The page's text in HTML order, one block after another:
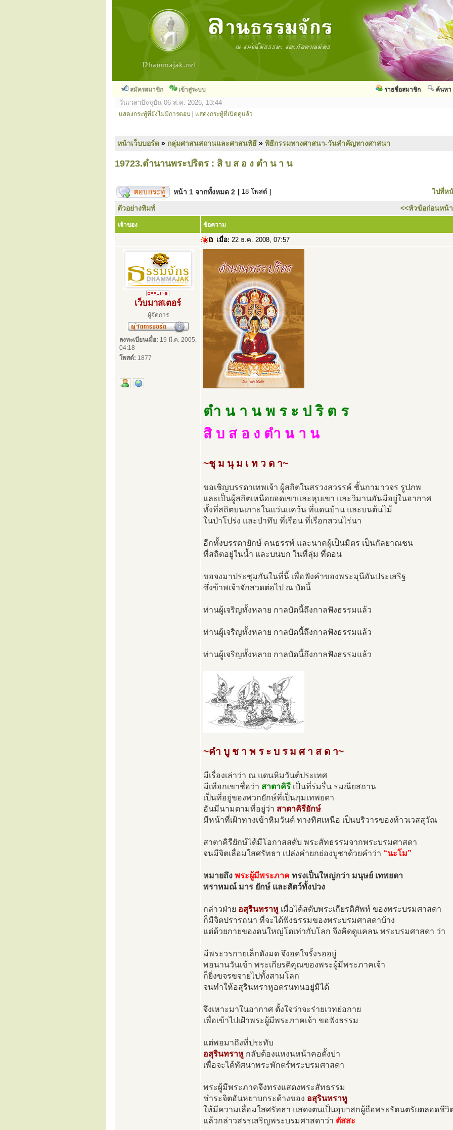
สมัครสมาชิก เข้าสู่ระบบ ค้นหา
รายชื่อสมาชิก
วันเวลาปัจจุบัน 06 ส.ค. 2026, 13:44
แสดงกระทู้ที่ยังไม่มีการตอบ แสดงกระทู้ที่เปิดดูแล้ว
หน้าเว็บบอร์ด » กลุ่มศาสนสถานและศาสนพิธี » พิธีกรรมทางศาสนา-วันสำคัญทางศาสนา
19723.ตำนานพระปริตร : สิ บ ส อ ง ตำ น า น
หน้า 1 จากทั้งหมด 2 [ 18 โพสต์ ] ไปที่ห
ตัวอย่างพิมพ์ <<หัวข้อก่อนหน้า
เจ้าของ ข้อความ
เมื่อ: 22 ธ.ค. 2008, 07:57
เว็บมาสเตอร์
ผู้จัดการ
ลงทะเบียนเมื่อ: 19 มี.ค. 2005,
04:18
โพสต์: 1877
ตำ น า น พ ร ะ ป ริ ต ร
สิ บ ส อ ง ตำ น า น
~ชุ ม นุ ม เ ท ว ด า~
ขอเชิญบรรดาเทพเจ้า ผู้สถิตในสรวงสวรรค์ ชั้นกามาวจร รูปภพ
และเป็นผู้สถิตเหนือยอดเขาและหุบเขา และวิมานอันมีอยู่ในอากาศ
ทั้งที่สถิตบนเกาะในแว่นแคว้น ที่แดนบ้าน และบนต้นไม้
ในป่าโปร่ง และป่าทึบ ที่เรือน ที่เรือกสวนไร่นา
อีกทั้งบรรดายักษ์ คนธรรพ์ และนาคผู้เป็นมิตร เป็นกัลยาณชน
ที่สถิตอยู่ในน้ำ และบนบก ในที่ลุ่ม ที่ดอน
ขอจงมาประชุมกันในที่นี้ เพื่อฟังคำของพระมุนีอันประเสริฐ
ซึ่งข้าพเจ้าจักสวดต่อไป ณ บัดนี้
ท่านผู้เจริญทั้งหลาย กาลบัดนี้ถึงกาลฟังธรรมแล้ว
ท่านผู้เจริญทั้งหลาย กาลบัดนี้ถึงกาลฟังธรรมแล้ว
ท่านผู้เจริญทั้งหลาย กาลบัดนี้ถึงกาลฟังธรรมแล้ว
~คำ บู ช า พ ร ะ บ ร ม ศ า ส ด า~
มีเรื่องเล่าว่า ณ แดนหิมวันต์ประเทศ
มีเทือกเขาชื่อว่า สาตาคิรี เป็นที่ร่มรื่น รมณียสถาน
เป็นที่อยู่ของพวกยักษ์ที่เป็นภุมเทพยดา
อันมีนามตามที่อยู่ว่า สาตาคิรียักษ์
มีหน้าที่เฝ้าทางเข้าหิมวันต์ ทางทิศเหนือ เป็นบริวารของท้าวเวสสุวัณ
สาตาคิรียักษ์ได้มีโอกาสสดับ พระสัทธรรมจากพระบรมศาสดา
จนมีจิตเลื่อมใสศรัทธา เปล่งคำยกย่องบูชาด้วยคำว่า “นะโม”
หมายถึง พระผู้มีพระภาค ทรงเป็นใหญ่กว่า มนุษย์ เทพยดา
พราหมณ์ มาร ยักษ์ และสัตว์ทั้งปวง
กล่าวฝ่าย อสุรินทราหู เมื่อได้สดับพระเกียรติศัพท์ ของพระบรมศาสดา
ก็มีจิตปรารถนา ที่จะได้ฟังธรรมของพระบรมศาสดาบ้าง
แต่ด้วยกายของตนใหญ่โตเท่ากับโลก จึงคิดดูแคลน พระบรมศาสดา ว่า
มีพระวรกายเล็กดังมด จึงอดใจรั้งรออยู่
พอนานวันเข้า พระเกียรติคุณของพระผู้มีพระภาคเจ้า
ก็ยิ่งขจรขจายไปทั้งสามโลก
จนทำให้อสุรินทราหูอดรนทนอยู่มิได้
จึงเหาะมาในอากาศ ตั้งใจว่าจะร่ายเวทย่อกาย
เพื่อเข้าไปเฝ้าพระผู้มีพระภาคเจ้า ขอฟังธรรม
แต่พอมาถึงที่ประทับ
อสุรินทราหู กลับต้องแหงนหน้าคอตั้งบ่า
เพื่อจะได้ทัศนาพระพักตร์พระบรมศาสดา
พระผู้มีพระภาคจึงทรงแสดงพระสัทธรรม
ชำระจิตอันหยาบกระด้างของ อสุรินทราหู
ให้มีความเลื่อมใสศรัทธา แสดงตนเป็นอุบาสกผู้ถือพระรัตนตรัยตลอดชีวิ
แล้วกล่าวสรรเสริญพระบรมศาสดาว่า ตัสสะ